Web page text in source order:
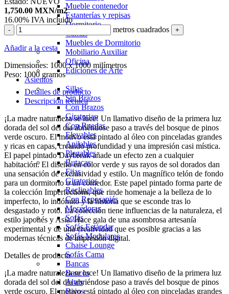
Mueble contenedor
Estanterías y repisas
Dormitorio
Camas
Muebles de Dormitorio
Mobiliario Auxiliar
Oficina
Ediciones de Arte
Asientos
Sillas
Sin Brazos
Con Brazos
Giratorias
Con Ruedas
Elevables
Apilables
Plegables
Butacas
Fijas
Giratorios
Reclinables
Con Reposapiés
Mecedoras
Sofás
Sofás Estándar
Sofás Modulares
Chaise Lounge
Sofás Cama
Bancas
Bancos
Altos
Bajos
1,750.00 MXN/m2
16.00% IVA incluido
- metros cuadrados +
Añadir a la cesta
Dimensiones: 1000 x 1000 milímetros
Peso: 1000 gramos
Detalles de producto
Descripción técnica
¡La madre naturaleza se luce! Un llamativo diseño de la primera luz
dorada del sol del día abriéndose paso a través del bosque de pinos
verde oscuro. El motivo está pintado al óleo con pinceladas grandes
y ricas en capas, creando profundidad y una impresión casi mística.
El papel pintado Daybreak añade un efecto zen a cualquier
habitación. El diseño en color verde y sus rayos de sol dorados dan
una sensación de exclusividad y estilo. Un magnífico telón de fondo
para un dormitorio o un comedor. Este papel pintado forma parte de
la colección Imperfections, que rinde homenaje a la belleza de lo
imperfecto, lo indómito y la historia que se esconde tras lo
desgastado y roto. La colección tiene influencias de la naturaleza, el
estilo japonés y Asia. Hace gala de una asombrosa artesanía
experimental y de una creatividad que es posible gracias a las
modernas técnicas de impresión digital.
Detalles de producto
¡La madre naturaleza se luce! Un llamativo diseño de la primera luz
dorada del sol del día abriéndose paso a través del bosque de pinos
verde oscuro. El motivo está pintado al óleo con pinceladas grandes